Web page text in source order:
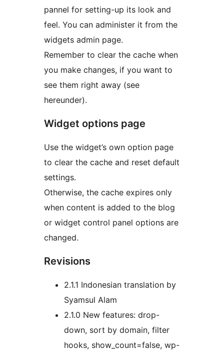
pannel for setting-up its look and
feel. You can administer it from the
widgets admin page.
Remember to clear the cache when
you make changes, if you want to
see them right away (see
hereunder).
Widget options page
Use the widget’s own option page
to clear the cache and reset default
settings.
Otherwise, the cache expires only
when content is added to the blog
or widget control panel options are
changed.
Revisions
2.1.1 Indonesian translation by
Syamsul Alam
2.1.0 New features: drop-
down, sort by domain, filter
hooks, show_count=false, wp-